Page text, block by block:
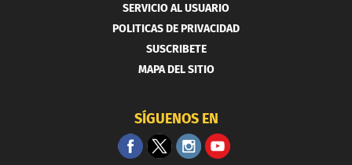
SERVICIO AL USUARIO
POLITICAS DE PRIVACIDAD
SUSCRIBETE
MAPA DEL SITIO
SÍGUENOS EN